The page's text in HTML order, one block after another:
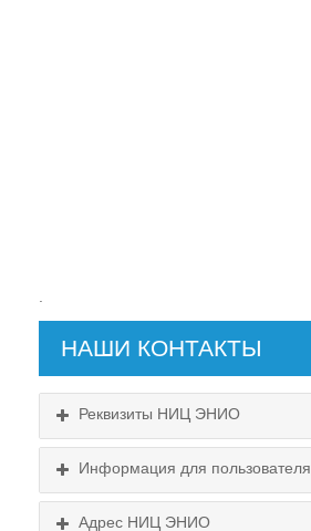
НАШИ КОНТАКТЫ
Реквизиты НИЦ ЭНИО
Информация для пользователя
Пользовательское соглашение
Адрес НИЦ ЭНИО